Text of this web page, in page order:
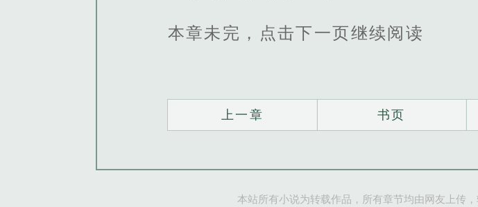
本章未完，点击下一页继续阅读
上一章 书页
本站所有小说为转载作品，所有章节均由网友上传